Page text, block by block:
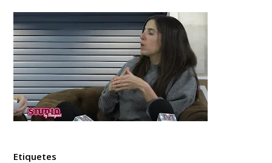
Etiquetes